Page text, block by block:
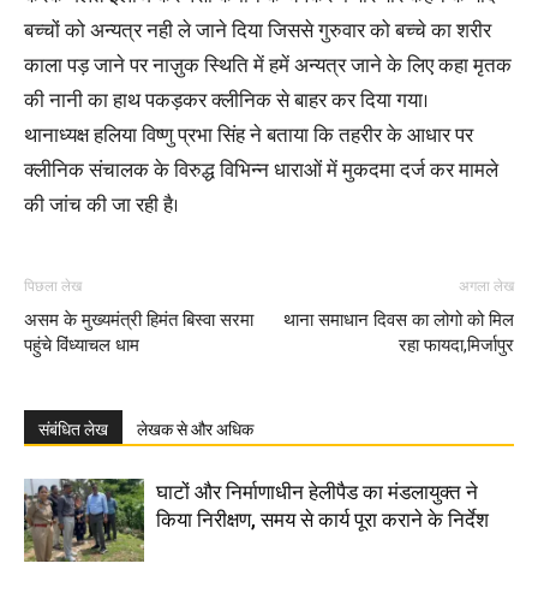
बच्चों को अन्यत्र नही ले जाने दिया जिससे गुरुवार को बच्चे का शरीर
काला पड़ जाने पर नाज़ुक स्थिति में हमें अन्यत्र जाने के लिए कहा मृतक
की नानी का हाथ पकड़कर क्लीनिक से बाहर कर दिया गया।
थानाध्यक्ष हलिया विष्णु प्रभा सिंह ने बताया कि तहरीर के आधार पर
क्लीनिक संचालक के विरुद्ध विभिन्न धाराओं में मुकदमा दर्ज कर मामले
की जांच की जा रही है।
पिछला लेख
असम के मुख्यमंत्री हिमंत बिस्वा सरमा
पहुंचे विंध्याचल धाम
अगला लेख
थाना समाधान दिवस का लोगो को मिल
रहा फायदा,मिर्जापुर
संबंधित लेख लेखक से और अधिक
घाटों और निर्माणाधीन हेलीपैड का मंडलायुक्त ने
किया निरीक्षण, समय से कार्य पूरा कराने के निर्देश